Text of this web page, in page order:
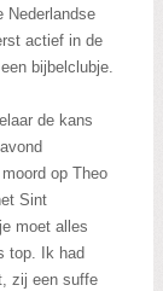
Nederlandse
actief in de
bijbelclubje.
de kans
op Theo
Sint
moet alles
top. Ik had
zij een suffe